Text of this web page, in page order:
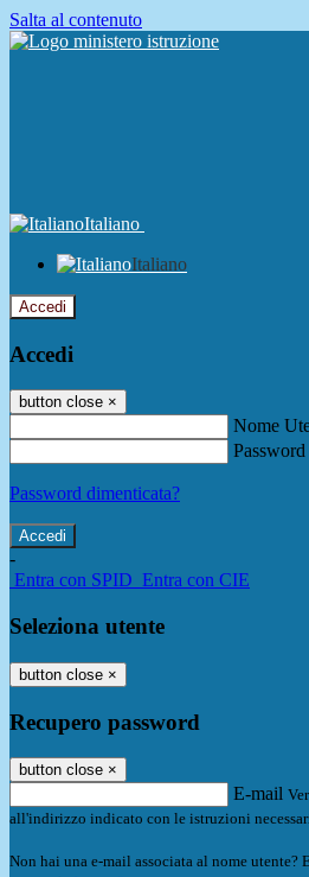
Salta al contenuto
Italiano
Italiano
Accedi
Accedi
button close ×
Nome
Password
Password dimenticata?
-
Entra con SPID Entra con CIE
Seleziona utente
button close ×
Recupero password
button close ×
E-mail
all'indirizzo indicato con le istruzioni
Non hai una e-mail associata al nome utente?